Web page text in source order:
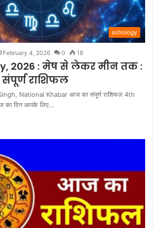
astrology
February 4, 2026 0 18
2026 : मेष से लेकर मीन तक :
राशिफल
National Khabar आज का संपूर्ण राशिफल 4th
का दिन आपके लिए…